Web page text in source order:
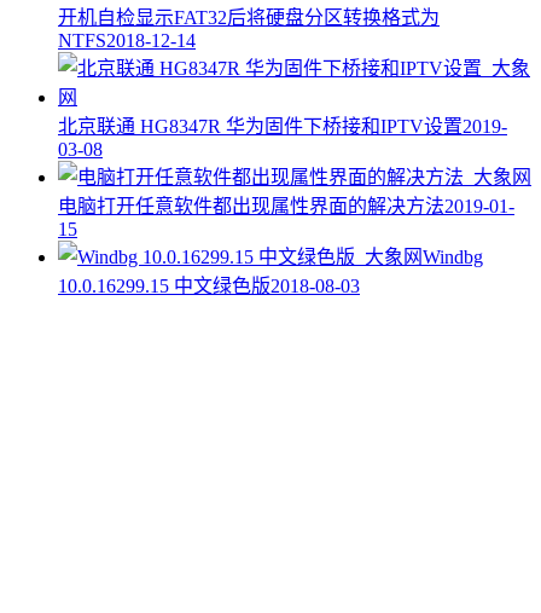
开机自检显示FAT32后将硬盘分区转换格式为
NTFS2018-12-14
北京联通 HG8347R 华为固件下桥接和IPTV设置2019-
03-08
电脑打开任意软件都出现属性界面的解决方法2019-01-
15
Windbg
10.0.16299.15 中文绿色版2018-08-03